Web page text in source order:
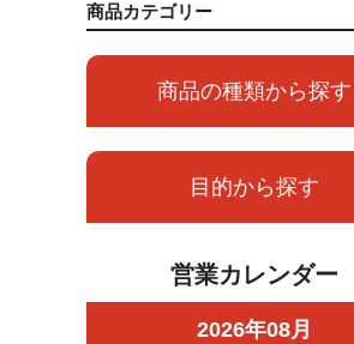
商品カテゴリー
商品の種類から探す
目的から探す
営業カレンダー
2026年08月